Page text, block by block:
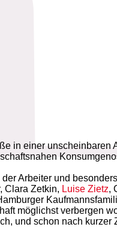
in einer unscheinbaren
Arbeiter und
Clara Zetkin, Luise Zietz,
möglichst verbergen
und schon nach